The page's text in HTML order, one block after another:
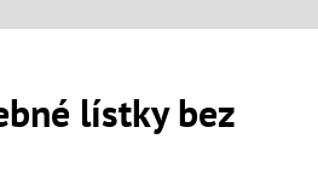
lístky bez